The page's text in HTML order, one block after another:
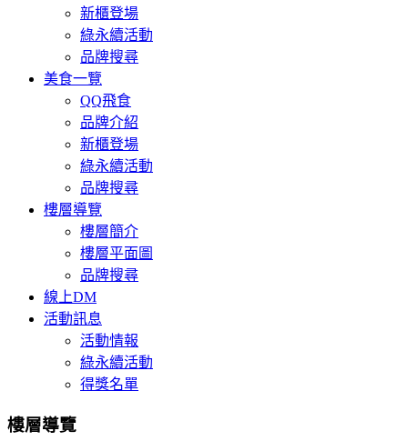
新櫃登場
綠永續活動
品牌搜尋
美食一覽
QQ飛食
品牌介紹
新櫃登場
綠永續活動
品牌搜尋
樓層導覽
樓層簡介
樓層平面圖
品牌搜尋
線上DM
活動訊息
活動情報
綠永續活動
得獎名單
樓層導覽